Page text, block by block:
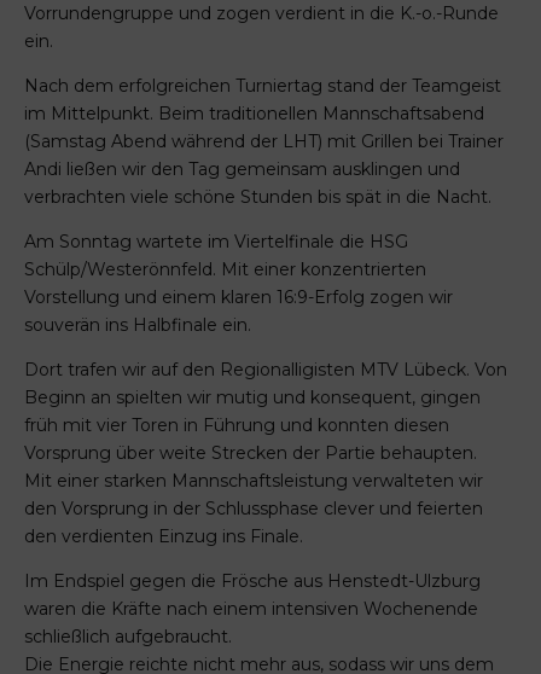
Vorrundengruppe und zogen verdient in die K.-o.-Runde
ein.
Nach dem erfolgreichen Turniertag stand der Teamgeist
im Mittelpunkt. Beim traditionellen Mannschaftsabend
(Samstag Abend während der LHT) mit Grillen bei Trainer
Andi ließen wir den Tag gemeinsam ausklingen und
verbrachten viele schöne Stunden bis spät in die Nacht.
Am Sonntag wartete im Viertelfinale die HSG
Schülp/Westerönnfeld. Mit einer konzentrierten
Vorstellung und einem klaren 16:9-Erfolg zogen wir
souverän ins Halbfinale ein.
Dort trafen wir auf den Regionalligisten MTV Lübeck. Von
Beginn an spielten wir mutig und konsequent, gingen
früh mit vier Toren in Führung und konnten diesen
Vorsprung über weite Strecken der Partie behaupten.
Mit einer starken Mannschaftsleistung verwalteten wir
den Vorsprung in der Schlussphase clever und feierten
den verdienten Einzug ins Finale.
Im Endspiel gegen die Frösche aus Henstedt-Ulzburg
waren die Kräfte nach einem intensiven Wochenende
schließlich aufgebraucht.
Die Energie reichte nicht mehr aus, sodass wir uns dem